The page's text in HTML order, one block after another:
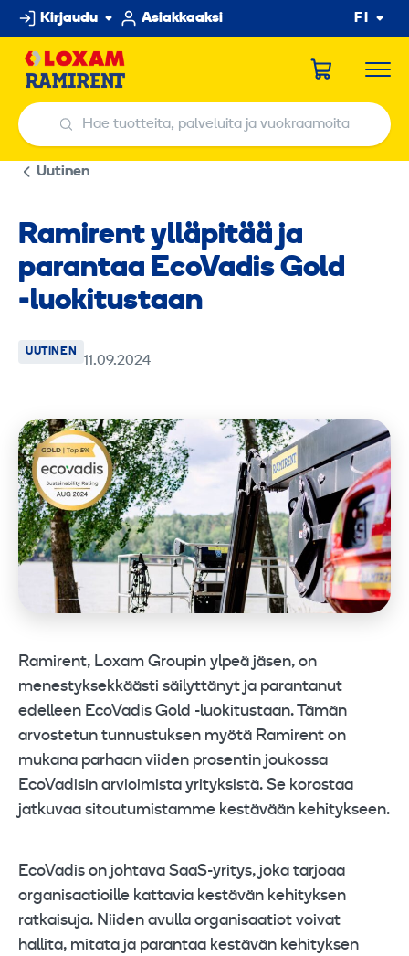
Hyppää
sisältöön
Kirjaudu Asiakkaaksi FI
Hae tuotteita, palveluita ja vuokraamoita
Hae tuotteita, palveluita ja vuokraamoita
Uutinen
Ramirent ylläpitää ja
parantaa EcoVadis Gold
‑luokitustaan
UUTINEN
11.09.2024
Ramirent, Loxam Groupin ylpeä jäsen, on
menestyksekkäästi säilyttänyt ja parantanut
edelleen EcoVadis Gold -luokitustaan. Tämän
arvostetun tunnustuksen myötä Ramirent on
mukana parhaan viiden prosentin joukossa
EcoVadisin arvioimista yrityksistä. Se korostaa
jatkuvaa sitoutumistamme kestävään kehitykseen.
EcoVadis on johtava SaaS-yritys, joka tarjoaa
organisaatioille kattavia kestävän kehityksen
ratkaisuja. Niiden avulla organisaatiot voivat
hallita, mitata ja parantaa kestävän kehityksen